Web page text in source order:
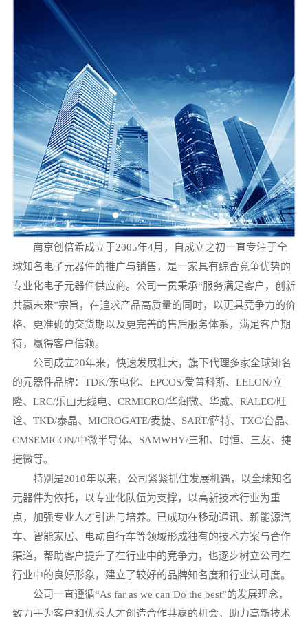
南京创倍希成立于2005年4月，自成立之初一直专注于全
球知名电子元器件的推广与销售，是一家具有综合竞争优势的
专业化电子元器件供应商。公司一贯秉承“服务满足客户，创新
共赢未来”宗旨，在追求产品高质量的同时，以更具竞争力的价
格、更准确的交货期以及更完善的售后服务体系，满足客户期
待，赢得客户信赖。
公司成立20年来，快速发展壮大，旗下代理多家全球知名
的元器件品牌：TDK/东电化、EPCOS/爱普科斯、LELON/立
隆、LRC/乐山无线电、CRMICRO/华润微、华威、RALEC/旺
诠、TKD/泰晶、MICROGATE/麦捷、SART/萨特、TXC/台晶、
CMSEMICON/中微半导体、SAMWHY/三和、时恒、三友、捷
捷微等。
特别是2010年以来，公司紧紧抓住发展机遇，以全球知名
元器件为依托，以专业化队伍为支撑，以高新技术行业为重
点，加强专业人才引进与培养。已成功在移动通讯、新能源汽
车、智能家居、电动自行车等领域形成独有的技术方案与合作
渠道，帮助客户提升了在行业中的竞争力，也逐步树立公司在
行业中的良好形象，建立了较好的品牌知名度和行业认可度。
公司一直遵循“As far as we can Do the best”的发展理念，
致力于为客户和优秀人才创造合作共赢的机会，助力高新技术